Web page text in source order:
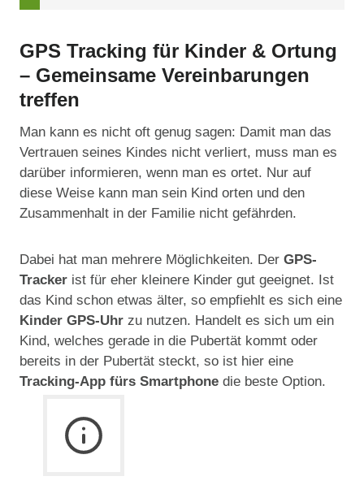
GPS Tracking für Kinder & Ortung
– Gemeinsame Vereinbarungen
treffen
Man kann es nicht oft genug sagen: Damit man das
Vertrauen seines Kindes nicht verliert, muss man es
darüber informieren, wenn man es ortet. Nur auf
diese Weise kann man sein Kind orten und den
Zusammenhalt in der Familie nicht gefährden.
Dabei hat man mehrere Möglichkeiten. Der GPS-
Tracker ist für eher kleinere Kinder gut geeignet. Ist
das Kind schon etwas älter, so empfiehlt es sich eine
Kinder GPS-Uhr zu nutzen. Handelt es sich um ein
Kind, welches gerade in die Pubertät kommt oder
bereits in der Pubertät steckt, so ist hier eine
Tracking-App fürs Smartphone die beste Option.